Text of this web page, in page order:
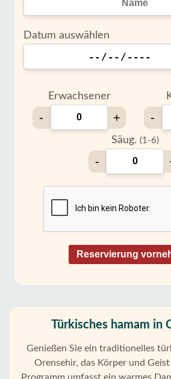
Datum auswählen
Erwachsener
- + -
Säug. (1-6)
-
Reservierung
Türkisches hamam in
Genießen Sie ein traditionelles
Orensehir, das Körper und